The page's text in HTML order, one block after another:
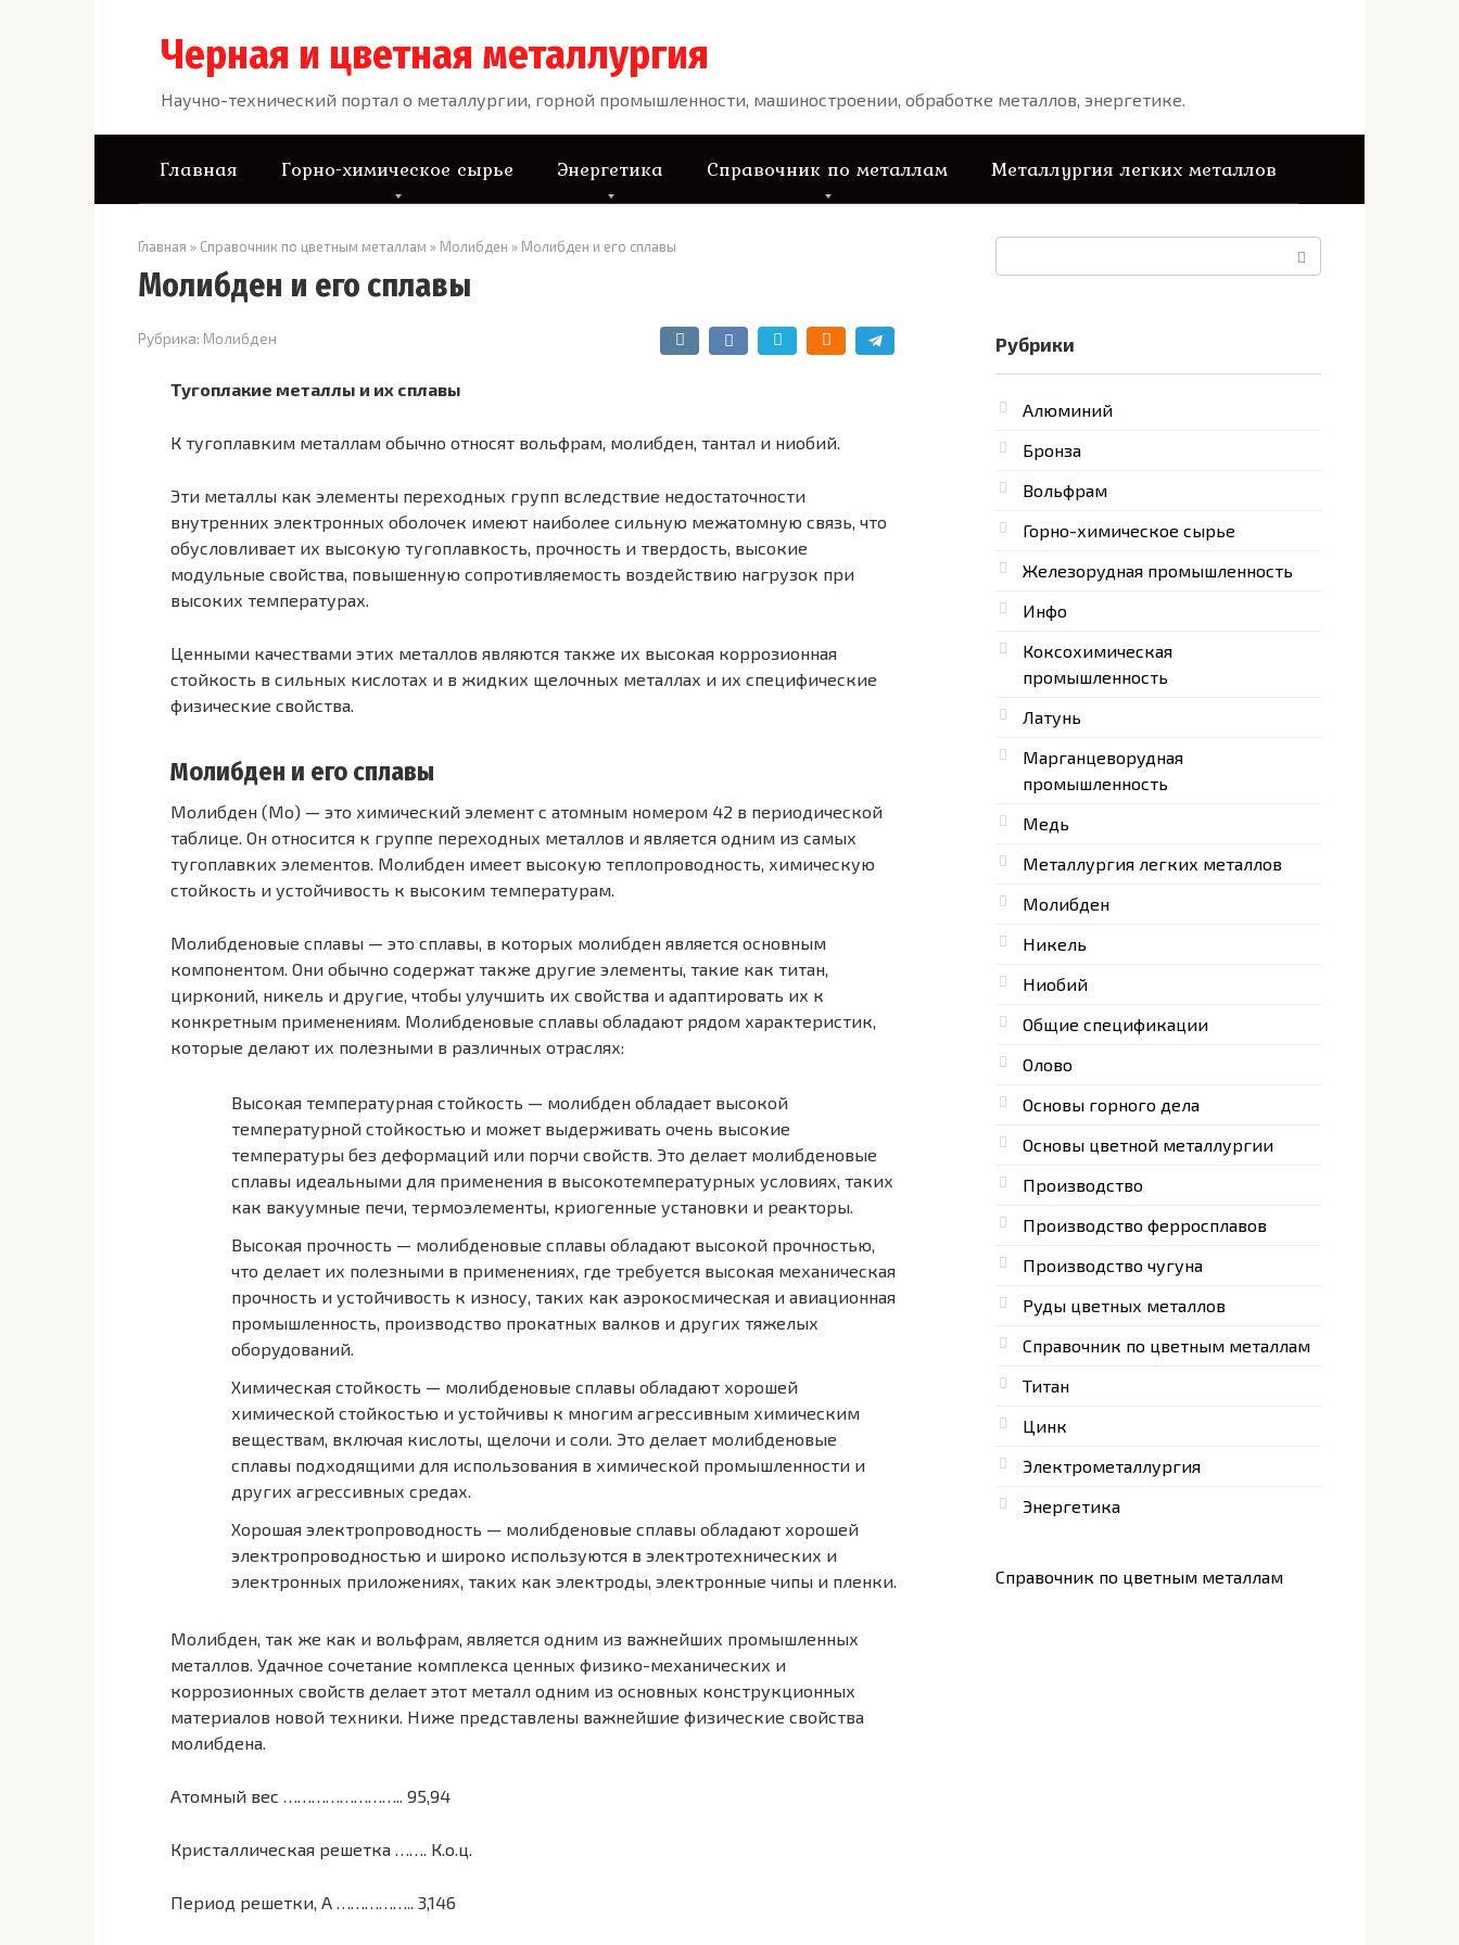
Черная и цветная металлургия
Научно-технический портал о металлургии, горной промышленности, машиностроении, обработке металлов, энергетике.
Главная Горно-химическое сырье Энергетика Справочник по металлам Металлургия легких металлов
Главная » Справочник по цветным металлам » Молибден » Молибден и его сплавы
Молибден и его сплавы
Рубрика: Молибден
Тугоплакие металлы и их сплавы
К тугоплавким металлам обычно относят вольфрам, молибден, тантал и ниобий.
Эти металлы как элементы переходных групп вследствие недостаточности
внутренних электронных оболочек имеют наиболее сильную межатомную связь, что
обусловливает их высокую тугоплавкость, прочность и твердость, высокие
модульные свойства, повышенную сопротивляемость воздействию нагрузок при
высоких температурах.
Ценными качествами этих металлов являются также их высокая коррозионная
стойкость в сильных кислотах и в жидких щелочных металлах и их специфические
физические свойства.
Молибден и его сплавы
Молибден (Mo) — это химический элемент с атомным номером 42 в периодической
таблице. Он относится к группе переходных металлов и является одним из самых
тугоплавких элементов. Молибден имеет высокую теплопроводность, химическую
стойкость и устойчивость к высоким температурам.
Молибденовые сплавы — это сплавы, в которых молибден является основным
компонентом. Они обычно содержат также другие элементы, такие как титан,
цирконий, никель и другие, чтобы улучшить их свойства и адаптировать их к
конкретным применениям. Молибденовые сплавы обладают рядом характеристик,
которые делают их полезными в различных отраслях:
Высокая температурная стойкость — молибден обладает высокой
температурной стойкостью и может выдерживать очень высокие
температуры без деформаций или порчи свойств. Это делает молибденовые
сплавы идеальными для применения в высокотемпературных условиях, таких
как вакуумные печи, термоэлементы, криогенные установки и реакторы.
Высокая прочность — молибденовые сплавы обладают высокой прочностью,
что делает их полезными в применениях, где требуется высокая механическая
прочность и устойчивость к износу, таких как аэрокосмическая и авиационная
промышленность, производство прокатных валков и других тяжелых
оборудований.
Химическая стойкость — молибденовые сплавы обладают хорошей
химической стойкостью и устойчивы к многим агрессивным химическим
веществам, включая кислоты, щелочи и соли. Это делает молибденовые
сплавы подходящими для использования в химической промышленности и
других агрессивных средах.
Хорошая электропроводность — молибденовые сплавы обладают хорошей
электропроводностью и широко используются в электротехнических и
электронных приложениях, таких как электроды, электронные чипы и пленки.
Молибден, так же как и вольфрам, является одним из важнейших промышленных
металлов. Удачное сочетание комплекса ценных физико-механических и
коррозионных свойств делает этот металл одним из основных конструкционных
материалов новой техники. Ниже представлены важнейшие физические свойства
молибдена.
Атомный вес …………………….. 95,94
Кристаллическая решетка ……. К.о.ц.
Период решетки, А …………….. 3,146
Рубрики
Алюминий
Бронза
Вольфрам
Горно-химическое сырье
Железорудная промышленность
Инфо
Коксохимическая
промышленность
Латунь
Марганцеворудная
промышленность
Медь
Металлургия легких металлов
Молибден
Никель
Ниобий
Общие спецификации
Олово
Основы горного дела
Основы цветной металлургии
Производство
Производство ферросплавов
Производство чугуна
Руды цветных металлов
Справочник по цветным металлам
Титан
Цинк
Электрометаллургия
Энергетика
Справочник по цветным металлам